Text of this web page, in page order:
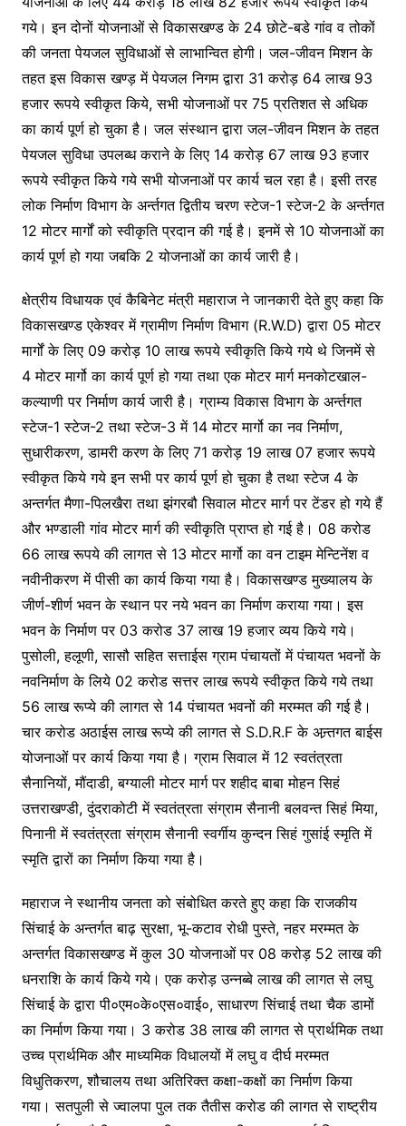
गये। इन दोनों योजनाओं से विकासखण्ड के 24 छोटे-बडे गांव व तोकों
की जनता पेयजल सुविधाओं से लाभान्वित होगी। जल-जीवन मिशन के
तहत इस विकास खण्ड़ में पेयजल निगम द्वारा 31 करोड़ 64 लाख 93
हजार रूपये स्वीकृत किये, सभी योजनाओं पर 75 प्रतिशत से अधिक
का कार्य पूर्ण हो चुका है। जल संस्थान द्वारा जल-जीवन मिशन के तहत
पेयजल सुविधा उपलब्ध कराने के लिए 14 करोड़ 67 लाख 93 हजार
रूपये स्वीकृत किये गये सभी योजनाओं पर कार्य चल रहा है। इसी तरह
लोक निर्माण विभाग के अर्न्तगत द्वितीय चरण स्टेज-1 स्टेज-2 के अर्न्तगत
12 मोटर मार्गों को स्वीकृति प्रदान की गई है। इनमें से 10 योजनाओं का
कार्य पूर्ण हो गया जबकि 2 योजनाओं का कार्य जारी है।
क्षेत्रीय विधायक एवं कैबिनेट मंत्री महाराज ने जानकारी देते हुए कहा कि
विकासखण्ड एकेश्वर में ग्रामीण निर्माण विभाग (R.W.D) द्वारा 05 मोटर
मार्गों के लिए 09 करोड़ 10 लाख रूपये स्वीकृति किये गये थे जिनमें से
4 मोटर मार्गो का कार्य पूर्ण हो गया तथा एक मोटर मार्ग मनकोटखाल-
कल्याणी पर निर्माण कार्य जारी है। ग्राम्य विकास विभाग के अर्न्तगत
स्टेज-1 स्टेज-2 तथा स्टेज-3 में 14 मोटर मार्गो का नव निर्माण,
सुधारीकरण, डामरी करण के लिए 71 करोड़ 19 लाख 07 हजार रूपये
स्वीकृत किये गये इन सभी पर कार्य पूर्ण हो चुका है तथा स्टेज 4 के
अन्तर्गत मैणा-पिलखैरा तथा झंगरबौ सिवाल मोटर मार्ग पर टेंडर हो गये हैं
और भण्डाली गांव मोटर मार्ग की स्वीकृति प्राप्त हो गई है। 08 करोड
66 लाख रूपये की लागत से 13 मोटर मार्गो का वन टाइम मेन्टिनेंश व
नवीनीकरण में पीसी का कार्य किया गया है। विकासखण्ड मुख्यालय के
जीर्ण-शीर्ण भवन के स्थान पर नये भवन का निर्माण कराया गया। इस
भवन के निर्माण पर 03 करोड 37 लाख 19 हजार व्यय किये गये।
पुसोली, हलूणी, सासौ सहित सत्ताईस ग्राम पंचायतों में पंचायत भवनों के
नवनिर्माण के लिये 02 करोड सत्तर लाख रूपये स्वीकृत किये गये तथा
56 लाख रूप्ये की लागत से 14 पंचायत भवनों की मरम्मत की गई है।
चार करोड अठाईस लाख रूप्ये की लागत से S.D.R.F के अन्र्तगत बाईस
योजनाओं पर कार्य किया गया है। ग्राम सिवाल में 12 स्वतंत्रता
सैनानियों, मौंदाडी, बग्याली मोटर मार्ग पर शहीद बाबा मोहन सिहं
उत्तराखण्डी, दुंदराकोटी में स्वतंत्रता संग्राम सैनानी बलवन्त सिहं मिया,
पिनानी में स्वतंत्रता संग्राम सैनानी स्वर्गीय कुन्दन सिहं गुसांई स्मृति में
स्मृति द्वारों का निर्माण किया गया है।
महाराज ने स्थानीय जनता को संबोधित करते हुए कहा कि राजकीय
सिंचाई के अन्तर्गत बाढ़ सुरक्षा, भू-कटाव रोधी पुस्ते, नहर मरम्मत के
अन्तर्गत विकासखण्ड में कुल 30 योजनाओं पर 08 करोड़ 52 लाख की
धनराशि के कार्य किये गये। एक करोड़ उन्नब्बे लाख की लागत से लघु
सिंचाई के द्वारा पी०एम०के०एस०वाई०, साधारण सिंचाई तथा चैक डामों
का निर्माण किया गया। 3 करोड 38 लाख की लागत से प्रार्थमिक तथा
उच्च प्रार्थमिक और माध्यमिक विधालयों में लघु व दीर्घ मरम्मत
विधुतिकरण, शौचालय तथा अतिरिक्त कक्षा-कक्षों का निर्माण किया
गया। सतपुली से ज्वालपा पुल तक तैतीस करोड की लागत से राष्ट्रीय